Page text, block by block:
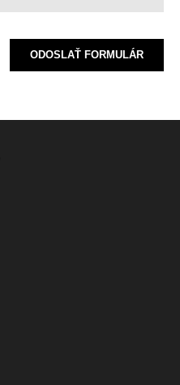
ODOSLAŤ FORMULÁR